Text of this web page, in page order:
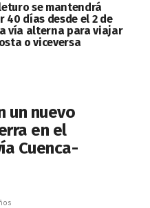
se mantendrá
días desde el 2 de
vía alterna para viajar
o viceversa
un nuevo
en el
Cuenca-